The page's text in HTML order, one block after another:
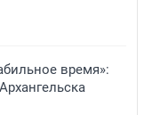
время»: